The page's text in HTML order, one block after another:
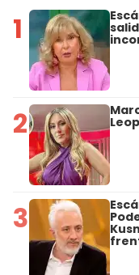
1
2
3